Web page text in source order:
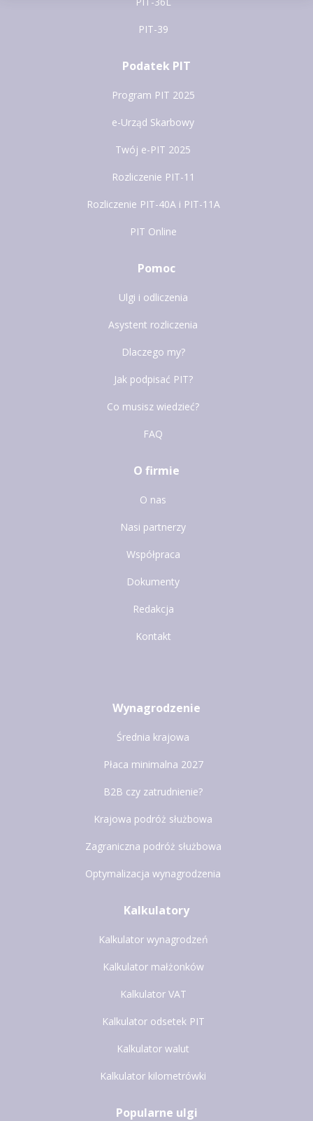
PIT-39
Podatek PIT
Program PIT 2025
e-Urząd Skarbowy
Twój e-PIT 2025
Rozliczenie PIT-11
Rozliczenie PIT-40A i PIT-11A
PIT Online
Pomoc
Ulgi i odliczenia
Asystent rozliczenia
Dlaczego my?
Jak podpisać PIT?
Co musisz wiedzieć?
FAQ
O firmie
O nas
Nasi partnerzy
Współpraca
Dokumenty
Redakcja
Kontakt
Wynagrodzenie
Średnia krajowa
Płaca minimalna 2027
B2B czy zatrudnienie?
Krajowa podróż służbowa
Zagraniczna podróż służbowa
Optymalizacja wynagrodzenia
Kalkulatory
Kalkulator wynagrodzeń
Kalkulator małżonków
Kalkulator VAT
Kalkulator odsetek PIT
Kalkulator walut
Kalkulator kilometrówki
Popularne ulgi